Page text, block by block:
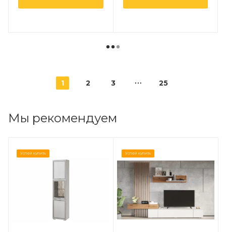
1 2 3 25
Мы рекомендуем
Успей купить Успей купить